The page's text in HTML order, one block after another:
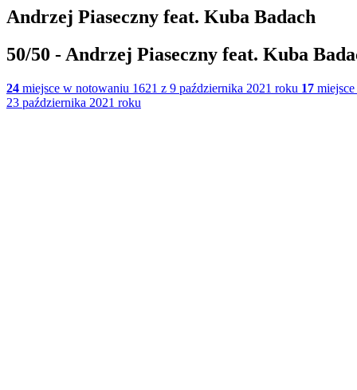
Andrzej Piaseczny feat. Kuba Badach
50/50 - Andrzej Piaseczny feat. Kuba
24 miejsce w notowaniu 1621 z 9 października 2021 roku 17
23 października 2021 roku